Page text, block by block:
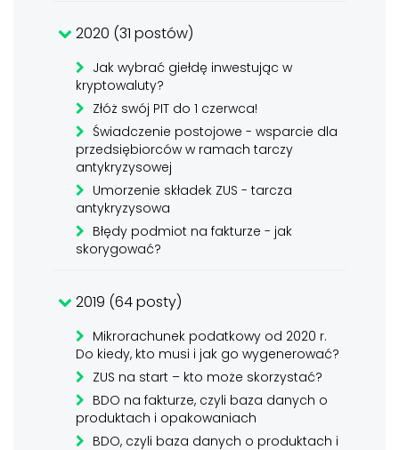
2020 (31 postów)
Jak wybrać giełdę inwestując w
kryptowaluty?
Złóż swój PIT do 1 czerwca!
Świadczenie postojowe - wsparcie dla
przedsiębiorców w ramach tarczy
antykryzysowej
Umorzenie składek ZUS - tarcza
antykryzysowa
Błędy podmiot na fakturze - jak
skorygować?
2019 (64 posty)
Mikrorachunek podatkowy od 2020 r.
Do kiedy, kto musi i jak go wygenerować?
ZUS na start – kto może skorzystać?
BDO na fakturze, czyli baza danych o
produktach i opakowaniach
BDO, czyli baza danych o produktach i